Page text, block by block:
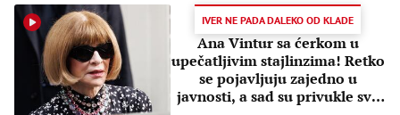
IVER NE PADA DALEKO OD KLADE
Ana Vintur sa ćerkom u
upečatljivim stajlinzima! Retko
se pojavljuju zajedno u
javnosti, a sad su privukle sve